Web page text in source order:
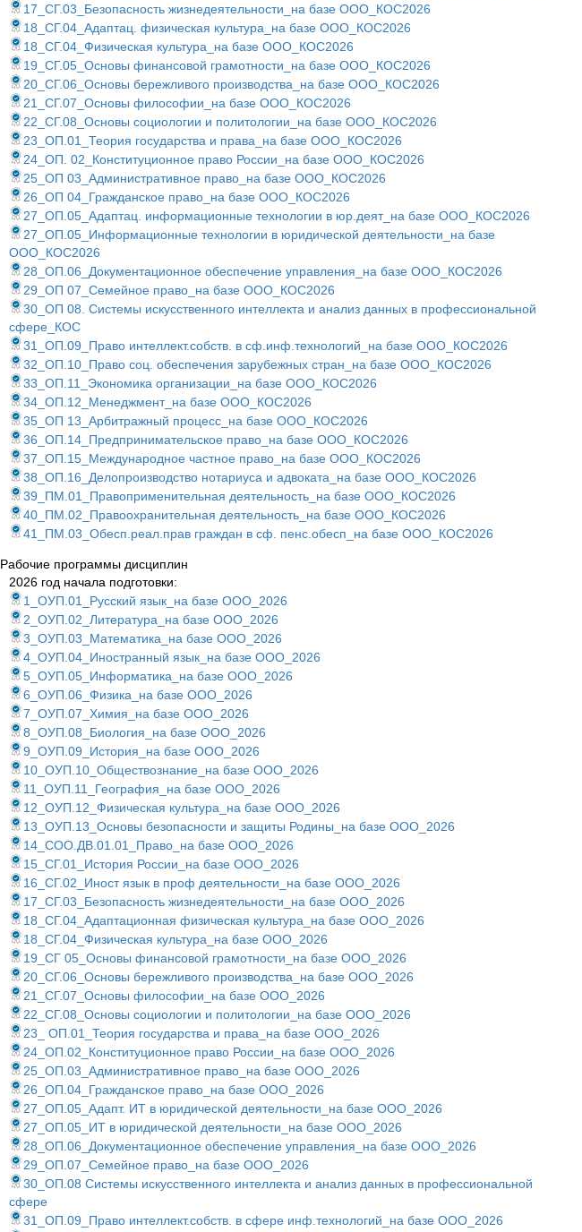
17_СГ.03_Безопасность жизнедеятельности_на базе ООО_КОС2026
18_СГ.04_Адаптац. физическая культура_на базе ООО_КОС2026
18_СГ.04_Физическая культура_на базе ООО_КОС2026
19_СГ.05_Основы финансовой грамотности_на базе ООО_КОС2026
20_СГ.06_Основы бережливого производства_на базе ООО_КОС2026
21_СГ.07_Основы философии_на базе ООО_КОС2026
22_СГ.08_Основы социологии и политологии_на базе ООО_КОС2026
23_ОП.01_Теория государства и права_на базе ООО_КОС2026
24_ОП. 02_Конституционное право России_на базе ООО_КОС2026
25_ОП 03_Административное право_на базе ООО_КОС2026
26_ОП 04_Гражданское право_на базе ООО_КОС2026
27_ОП.05_Адаптац. информационные технологии в юр.деят_на базе ООО_КОС2026
27_ОП.05_Информационные технологии в юридической деятельности_на базе
ООО_КОС2026
28_ОП.06_Документационное обеспечение управления_на базе ООО_КОС2026
29_ОП 07_Семейное право_на базе ООО_КОС2026
30_ОП 08. Системы искусственного интеллекта и анализ данных в профессиональной
сфере_КОС
31_ОП.09_Право интеллект.собств. в сф.инф.технологий_на базе ООО_КОС2026
32_ОП.10_Право соц. обеспечения зарубежных стран_на базе ООО_КОС2026
33_ОП.11_Экономика организации_на базе ООО_КОС2026
34_ОП.12_Менеджмент_на базе ООО_КОС2026
35_ОП 13_Арбитражный процесс_на базе ООО_КОС2026
36_ОП.14_Предпринимательское право_на базе ООО_КОС2026
37_ОП.15_Международное частное право_на базе ООО_КОС2026
38_ОП.16_Делопроизводство нотариуса и адвоката_на базе ООО_КОС2026
39_ПМ.01_Правоприменительная деятельность_на базе ООО_КОС2026
40_ПМ.02_Правоохранительная деятельность_на базе ООО_КОС2026
41_ПМ.03_Обесп.реал.прав граждан в сф. пенс.обесп_на базе ООО_КОС2026
Рабочие программы дисциплин
2026 год начала подготовки:
1_ОУП.01_Русский язык_на базе ООО_2026
2_ОУП.02_Литература_на базе ООО_2026
3_ОУП.03_Математика_на базе ООО_2026
4_ОУП.04_Иностранный язык_на базе ООО_2026
5_ОУП.05_Информатика_на базе ООО_2026
6_ОУП.06_Физика_на базе ООО_2026
7_ОУП.07_Химия_на базе ООО_2026
8_ОУП.08_Биология_на базе ООО_2026
9_ОУП.09_История_на базе ООО_2026
10_ОУП.10_Обществознание_на базе ООО_2026
11_ОУП.11_География_на базе ООО_2026
12_ОУП.12_Физическая культура_на базе ООО_2026
13_ОУП.13_Основы безопасности и защиты Родины_на базе ООО_2026
14_СОО.ДВ.01.01_Право_на базе ООО_2026
15_СГ.01_История России_на базе ООО_2026
16_СГ.02_Иност язык в проф деятельности_на базе ООО_2026
17_СГ.03_Безопасность жизнедеятельности_на базе ООО_2026
18_СГ.04_Адаптационная физическая культура_на базе ООО_2026
18_СГ.04_Физическая культура_на базе ООО_2026
19_СГ 05_Основы финансовой грамотности_на базе ООО_2026
20_СГ.06_Основы бережливого производства_на базе ООО_2026
21_СГ.07_Основы философии_на базе ООО_2026
22_СГ.08_Основы социологии и политологии_на базе ООО_2026
23_ ОП.01_Теория государства и права_на базе ООО_2026
24_ОП.02_Конституционное право России_на базе ООО_2026
25_ОП.03_Административное право_на базе ООО_2026
26_ОП.04_Гражданское право_на базе ООО_2026
27_ОП.05_Адапт. ИТ в юридической деятельности_на базе ООО_2026
27_ОП.05_ИТ в юридической деятельности_на базе ООО_2026
28_ОП.06_Документационное обеспечение управления_на базе ООО_2026
29_ОП.07_Семейное право_на базе ООО_2026
30_ОП.08 Системы искусственного интеллекта и анализ данных в профессиональной
сфере
31_ОП.09_Право интеллект.собств. в сфере инф.технологий_на базе ООО_2026